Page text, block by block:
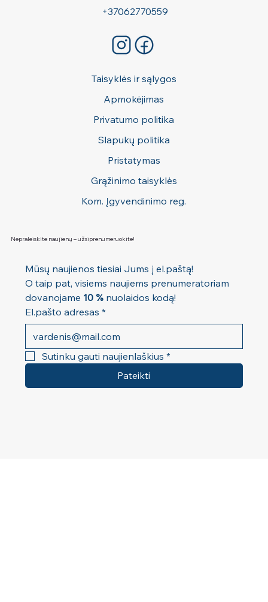
+37062770559
Nepraleiskite naujienų – užsiprenumeruokite!
O taip pat, visiems naujiems prenumeratoriam
dovanojame 10 % nuolaidos kodą!
El.pašto adresas *
Sutinku gauti naujienlaškius *
Pateikti
Taisyklės ir sąlygos
Apmokėjimas
Privatumo politika
Slapukų politika
Pristatymas
Grąžinimo taisyklės
Kom. Įgyvendinimo reg.